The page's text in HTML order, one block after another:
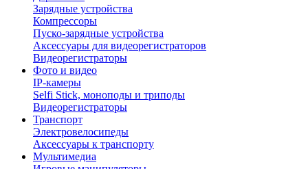
Зарядные устройства
Компрессоры
Пуско-зарядные устройства
Аксессуары для видеорегистраторов
Видеорегистраторы
Фото и видео
IP-камеры
Selfi Stick, моноподы и триподы
Видеорегистраторы
Транспорт
Электровелосипеды
Аксессуары к транспорту
Мультимедиа